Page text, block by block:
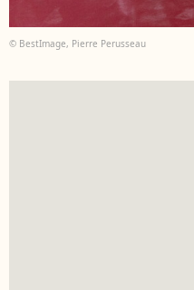
© BestImage, Pierre Perusseau